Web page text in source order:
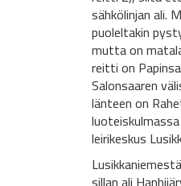
sähkölinjan ali.
puoleltakin
mutta on
reitti on
Salonsaaren
länteen on
leirikeskus